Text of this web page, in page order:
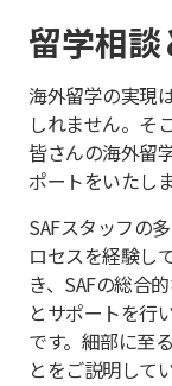
留学相談
海外留学の実現
しれません。そ
皆さんの海外留
ポートをいたしま
SAFスタッフの
ロセスを経験し
き、SAFの総合
とサポートを行
です。細部に至
とをご説明して